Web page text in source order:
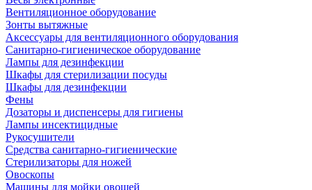
Вентиляционное оборудование
Зонты вытяжные
Аксессуары для вентиляционного оборудования
Санитарно-гигиеническое оборудование
Лампы для дезинфекции
Шкафы для стерилизации посуды
Шкафы для дезинфекции
Фены
Дозаторы и диспенсеры для гигиены
Лампы инсектицидные
Рукосушители
Средства санитарно-гигиенические
Стерилизаторы для ножей
Овоскопы
Машины для мойки овощей